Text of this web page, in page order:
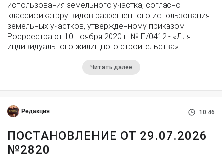
использования земельного участка, согласно
классификатору видов разрешенного использования
земельных участков, утвержденному приказом
Росреестра от 10 ноября 2020 г. № П/0412 - «Для
индивидуального жилищного строительства».
Читать далее
Редакция 10:46
ПОСТАНОВЛЕНИЕ ОТ 29.07.2026
№2820